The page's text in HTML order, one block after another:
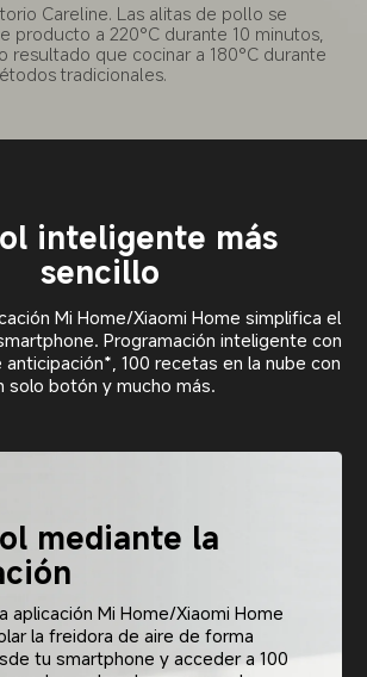
Careline. Las alitas de pollo se
producto a 220°C durante 10 minutos,
resultado que cocinar a 180°C durante
tradicionales.
inteligente más
sencillo
Mi Home/Xiaomi Home simplifica el
Programación inteligente con
100 recetas en la nube con
solo botón y mucho más.
tu voz con
de Google